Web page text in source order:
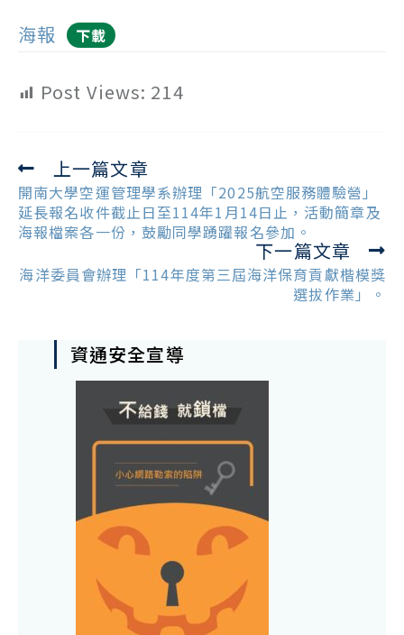
海報
下載
Post Views: 214
Read
more
articles
上一篇文章
開南大學空運管理學系辦理「2025航空服務體驗營」
延長報名收件截止日至114年1月14日止，活動簡章及
海報檔案各一份，鼓勵同學踴躍報名參加。
下一篇文章
海洋委員會辦理「114年度第三屆海洋保育貢獻楷模獎
選拔作業」。
資通安全宣導